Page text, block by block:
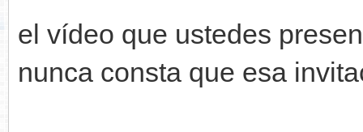
el vídeo que ustedes
nunca consta que esa